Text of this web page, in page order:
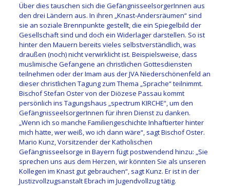
Über dies tauschen sich die GefängnisseelsorgerInnen aus
den drei Ländern aus. In ihren „Knast-Andersräumen“ sind
sie an soziale Brennpunkte gestellt, die ein Spiegelbild der
Gesellschaft sind und doch ein Widerlager darstellen. So ist
hinter den Mauern bereits vieles selbstverständlich, was
draußen (noch) nicht verwirklicht ist. Beispielsweise, dass
muslimische Gefangene an christlichen Gottesdiensten
teilnehmen oder der Imam aus der JVA Niederschönenfeld an
dieser christlichen Tagung zum Thema „Sprache“ teilnimmt.
Bischof Stefan Oster von der Diözese Passau kommt
persönlich ins Tagungshaus „spectrum KIRCHE“, um den
GefängnisseelsorgerInnen für ihren Dienst zu danken.
„Wenn ich so manche Familiengeschichte Inhaftierter hinter
mich hätte, wer weiß, wo ich dann wäre“, sagt Bischof Oster.
Mario Kunz, Vorsitzender der Katholischen
Gefängnisseelsorge in Bayern fügt postwendend hinzu: „Sie
sprechen uns aus dem Herzen, wir könnten Sie als unseren
Kollegen im Knast gut gebrauchen“, sagt Kunz. Er ist in der
Justizvollzugsanstalt Ebrach im Jugendvollzug tätig.